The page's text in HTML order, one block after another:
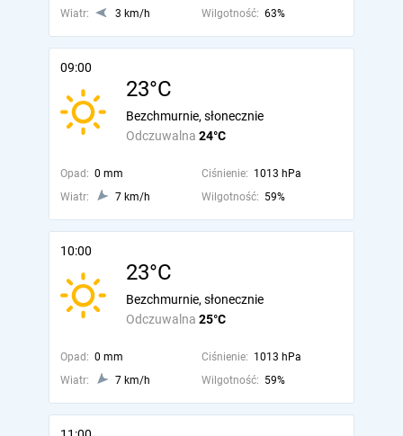
Wiatr:
3 km/h Wilgotność: 63%
09:00
23°C
Odczuwalna 24°C
Bezchmurnie, słonecznie
Opad: 0 mm Ciśnienie: 1013 hPa
Wiatr:
7 km/h Wilgotność: 59%
10:00
23°C
Odczuwalna 25°C
Bezchmurnie, słonecznie
Opad: 0 mm Ciśnienie: 1013 hPa
Wiatr:
7 km/h Wilgotność: 59%